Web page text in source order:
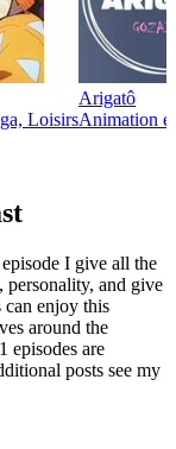
Loisirs
Arigatô
Animation
I give all the
personality, and give
enjoy this
around the
episodes are
posts see my